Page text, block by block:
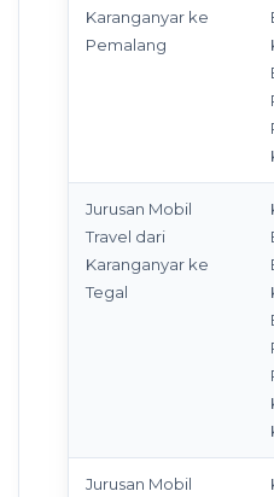
Karanganyar ke
Pemalang
Jurusan Mobil
Travel dari
Karanganyar ke
Tegal
Jurusan Mobil